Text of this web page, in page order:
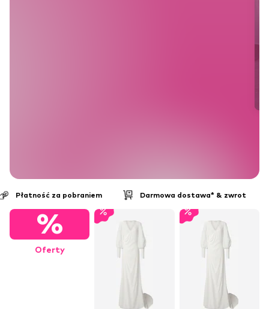
Darmowa dostawa* & zwrot
Płatność za pobraniem
%
Oferty